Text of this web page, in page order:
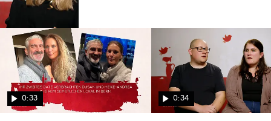
0:33 0:34